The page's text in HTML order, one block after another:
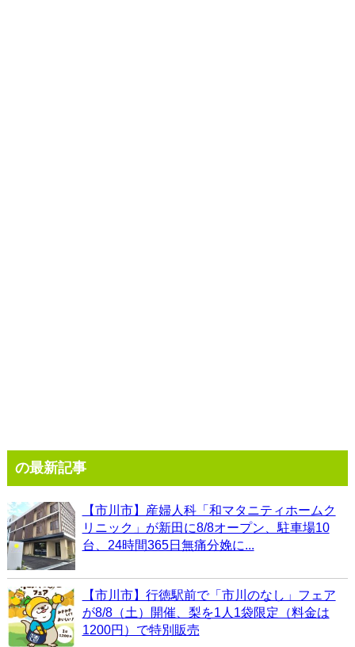
の最新記事
【市川市】産婦人科「和マタニティホームク
リニック」が新田に8/8オープン、駐車場10
台、24時間365日無痛分娩に...
【市川市】行徳駅前で「市川のなし」フェア
が8/8（土）開催、梨を1人1袋限定（料金は
1200円）で特別販売